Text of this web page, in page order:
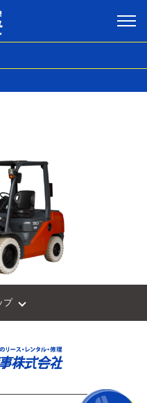
プ